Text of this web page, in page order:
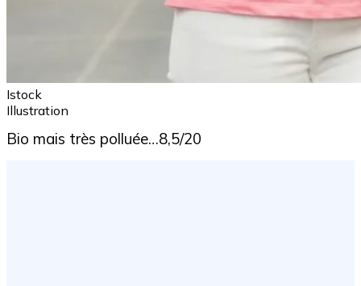
Istock
Illustration
Bio mais très polluée…8,5/20